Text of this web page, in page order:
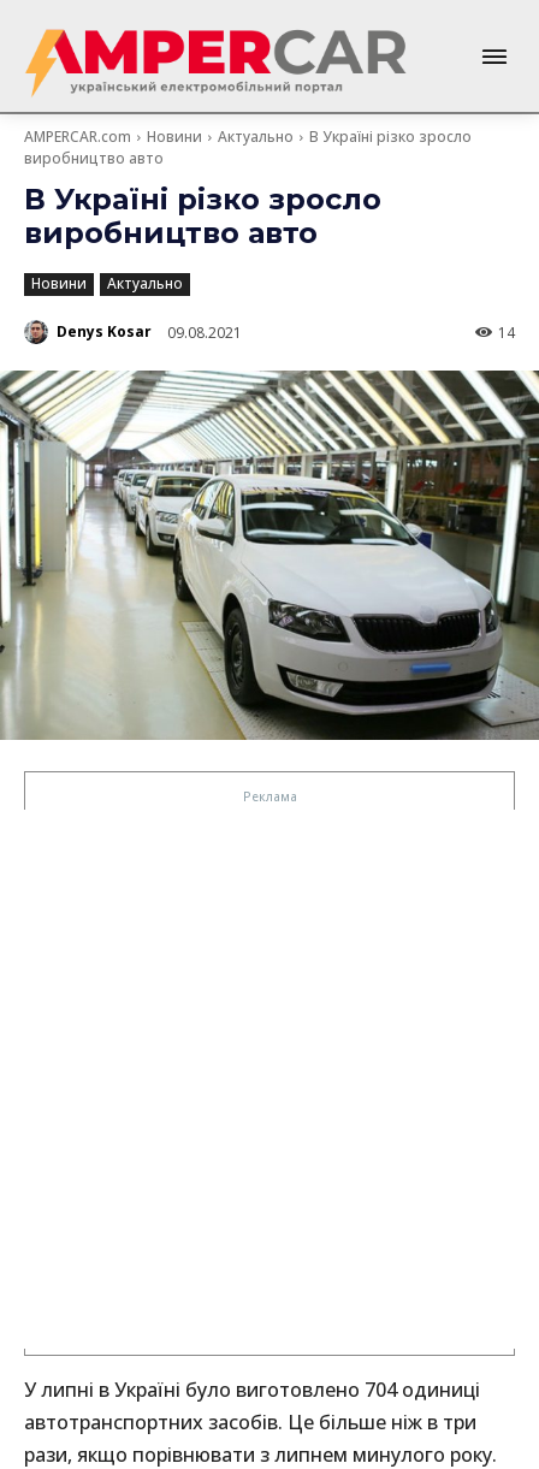
AMPERCAR.com Новини Актуально
В Україні різко зросло
виробництво авто
В Україні різко зросло
виробництво авто
Новини Актуально
Denys Kosar 09.08.2021 14
У липні в Україні було виготовлено 704 одиниці
автотранспортних засобів. Це більше ніж в три
рази, якщо порівнювати з липнем минулого року.